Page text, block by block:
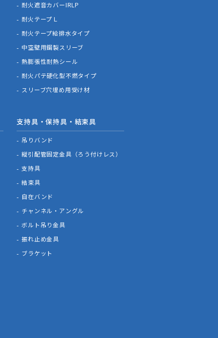
耐火遮音カバーIRLP
耐火テープＬ
耐火テープ給排水タイプ
中空壁用鋼製スリーブ
熱膨張性耐熱シール
耐火パテ硬化型不燃タイプ
スリーブ穴埋め用受け材
支持具・保持具・結束具
吊りバンド
縦引配管固定金具（ろう付けレス）
支持具
結束具
自在バンド
チャンネル・アングル
ボルト吊り金具
振れ止め金具
ブラケット